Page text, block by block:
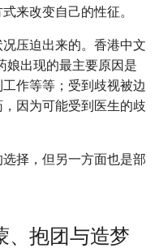
来改变自己的性征。
压迫出来的。香港中文
娘出现的最主要原因是
作等等；受到歧视被边
因为可能受到医生的歧
择，但另一方面也是部
、抱团与造梦